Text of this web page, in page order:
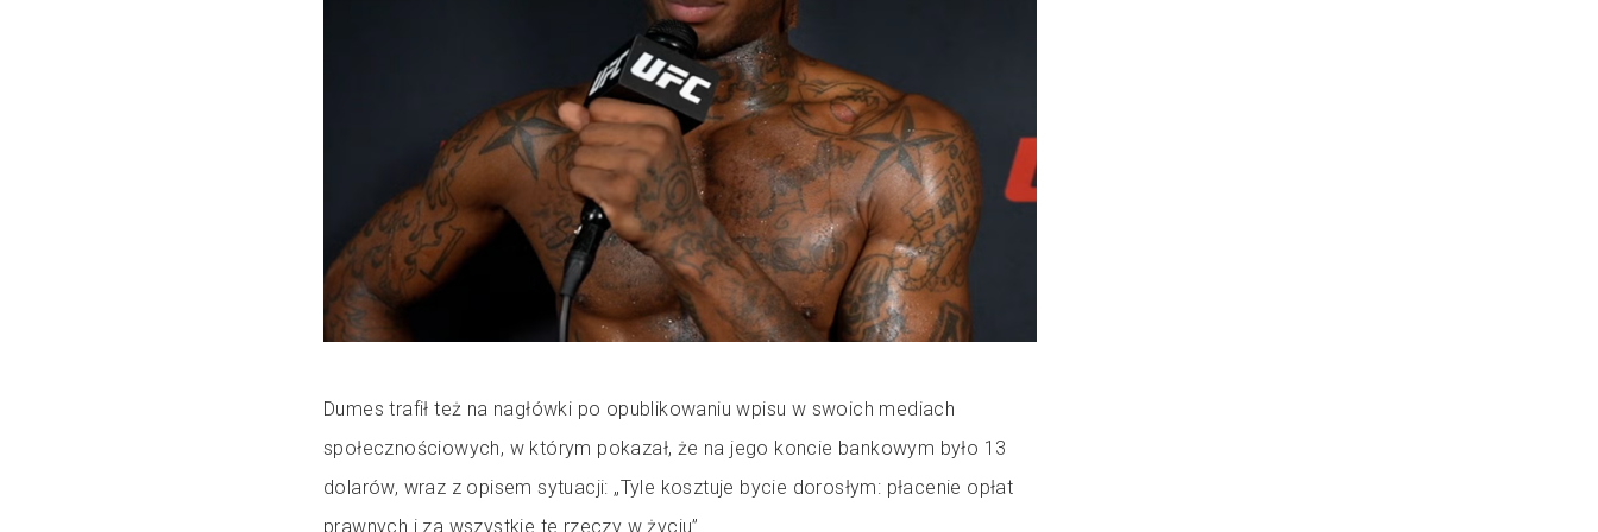
Dumes trafił też na nagłówki po opublikowaniu wpisu w swoich mediach
społecznościowych, w którym pokazał, że na jego koncie bankowym było 13
dolarów, wraz z opisem sytuacji: „Tyle kosztuje bycie dorosłym: płacenie opłat
prawnych i za wszystkie te rzeczy w życiu”.